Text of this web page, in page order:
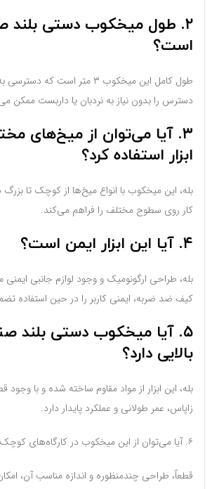
۲. طول میخکوب دستی بلند
است؟
طول کامل این میخکوب ۳ متر است که
دسترس را بدون نیاز به نردبان یا داربست ممکن
۳. آیا می‌توان از میخ‌های
ابزار استفاده کرد؟
بله، این میخکوب با انواع میخ‌ها از کوچک تا
کار روی سطوح مختلف را فراهم می‌کند.
۴. آیا این ابزار ایمن است؟
بله، طراحی ارگونومیک و وجود لوازم جانبی
کیف ضد ضربه، ایمنی کاربر را در حین استفاده
۵. آیا میخکوب دستی بلند
بالایی دارد؟
بله، این ابزار از مواد مقاوم ساخته شده و با وجود
زاپاس، عمر طولانی و عملکرد پایدار دارد.
۶. آیا می‌توان از این میخکوب در کارگاه‌های کوچک استفاده کرد؟
قطعاً، طراحی چندمنظوره و اندازه مناسب آن،